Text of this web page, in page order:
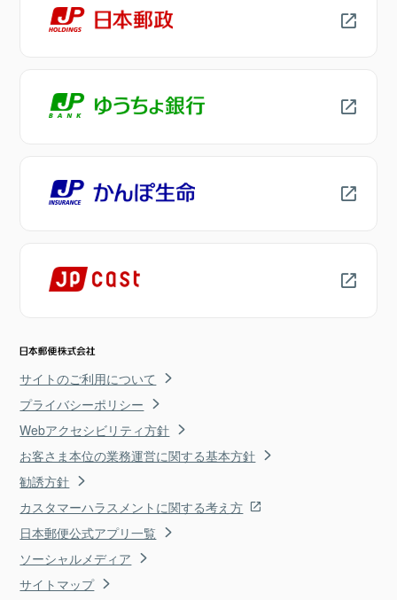
サイトのご利用について
プライバシーポリシー
Webアクセシビリティ方針
お客さま本位の業務運営に関する基本方針
勧誘方針
カスタマーハラスメントに関する考え方
日本郵便公式アプリ一覧
ソーシャルメディア
サイトマップ